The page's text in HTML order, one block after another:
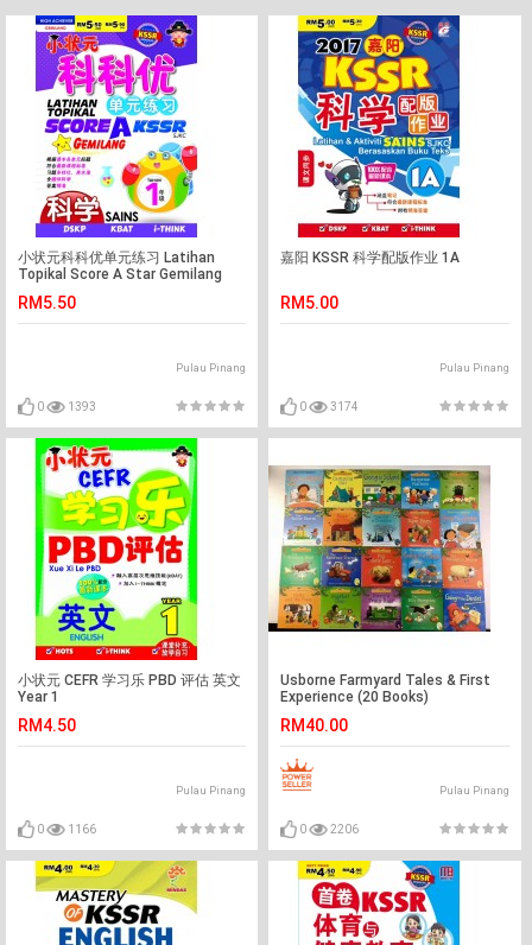
小状元科科优单元练习 Latihan
Topikal Score A Star Gemilang
RM5.50
Pulau Pinang
0 1393
嘉阳 KSSR 科学配版作业 1A
RM5.00
Pulau Pinang
0 3174
小状元 CEFR 学习乐 PBD 评估 英文
Year 1
RM4.50
Pulau Pinang
0 1166
Usborne Farmyard Tales & First
Experience (20 Books)
RM40.00
Pulau Pinang
0 2206